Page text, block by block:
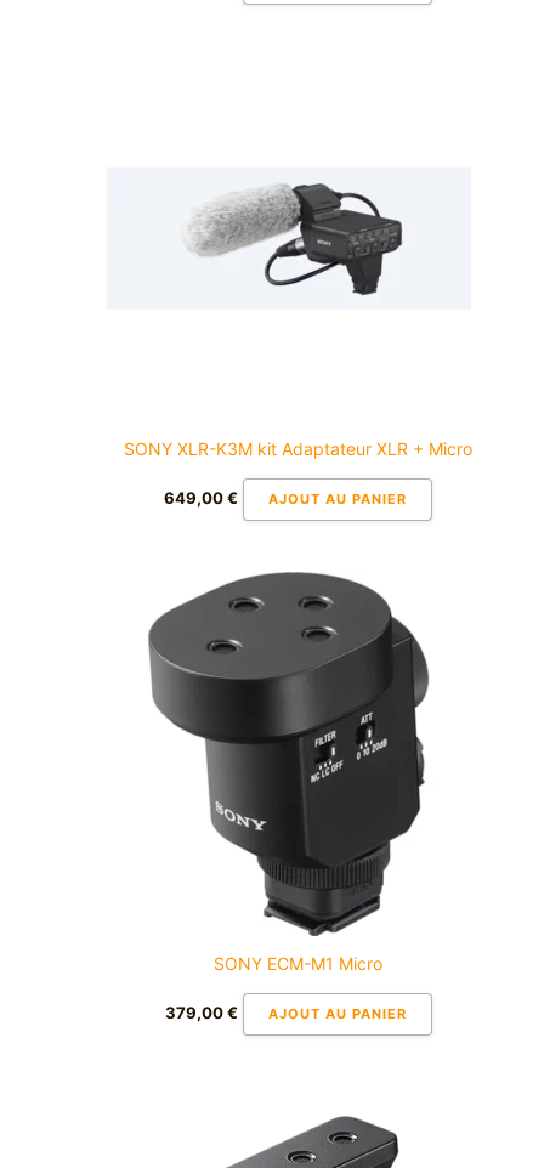
SONY XLR-K3M kit Adaptateur XLR + Micro
649,00€ AJOUT AU PANIER
SONY ECM-M1 Micro
379,00€ AJOUT AU PANIER